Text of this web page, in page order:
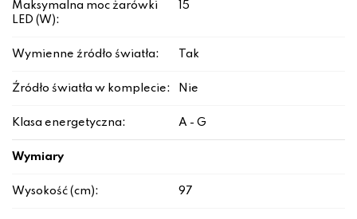
Maksymalna moc żarówki
LED (W):
15
Wymienne źródło światła: Tak
Źródło światła w komplecie: Nie
Klasa energetyczna: A - G
Wymiary
Wysokość (cm): 97